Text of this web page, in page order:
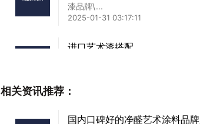
漆品牌\...
2025-01-31 03:17:11
进口艺术漆搭配
相关资讯推荐：
国内口碑好的净醛艺术涂料品